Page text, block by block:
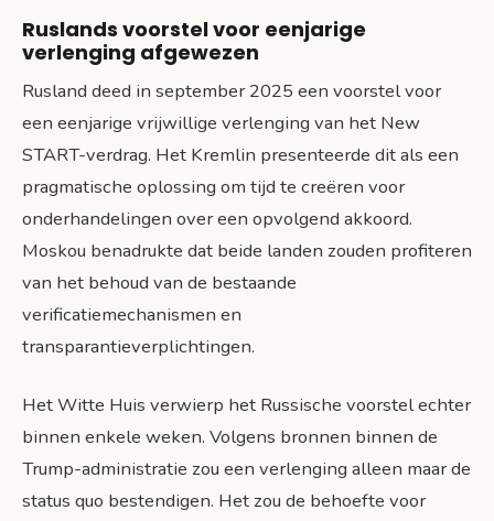
Ruslands voorstel voor eenjarige
verlenging afgewezen
Rusland deed in september 2025 een voorstel voor
een eenjarige vrijwillige verlenging van het New
START-verdrag. Het Kremlin presenteerde dit als een
pragmatische oplossing om tijd te creëren voor
onderhandelingen over een opvolgend akkoord.
Moskou benadrukte dat beide landen zouden profiteren
van het behoud van de bestaande
verificatiemechanismen en
transparantieverplichtingen.
Het Witte Huis verwierp het Russische voorstel echter
binnen enkele weken. Volgens bronnen binnen de
Trump-administratie zou een verlenging alleen maar de
status quo bestendigen. Het zou de behoefte voor